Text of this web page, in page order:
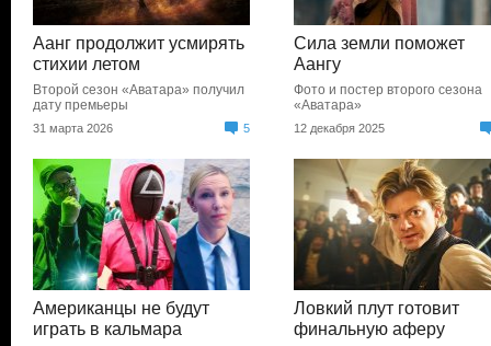
Аанг продолжит усмирять
стихии летом
Второй сезон «Аватара» получил
дату премьеры
31 марта 2026 5
Сила земли поможет
Аангу
Фото и постер второго сезона
«Аватара»
12 декабря 2025
Американцы не будут
играть в кальмара
Ловкий плут готовит
финальную аферу